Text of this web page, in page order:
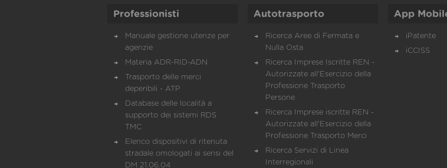
Professionisti
Manuale gestione utenze per
agenzie
Materia ADR-RID-ADN
Trasporto delle merci
deperibili - ATP
Database delle località a
supporto dei sistemi RDS
TMC
Elenco dispositivi di ritenuta
stradale omologati ai sensi del
DM 21.06.04
Autotrasporto
Ricerca Aree di Fermata e
Nulla Osta
Ricerca Imprese Iscritte REN -
Autorizzate all'Esercizio della
Professione Trasporto
Persone
Ricerca Imprese iscritte REN -
Autorizzate all'Esercizio della
Professione Trasporto Merci
Ricerca Servizi di Linea
Interregionali
App
iPatente
iCCISS